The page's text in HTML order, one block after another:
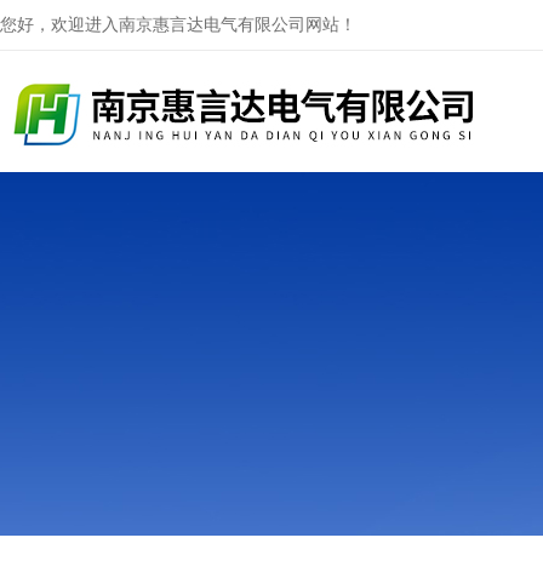
您好，欢迎进入南京惠言达电气有限公司网站！